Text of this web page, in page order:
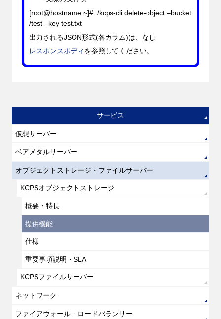
[root@hostname ~]# ./kcps-cli delete-object –bucket
/test –key test.txt
出力されるJSON形式(各カラム)は、なし
レスポンスボディ を参照してください。
サービス
仮想サーバー
ベアメタルサーバー
オブジェクトストレージ・ファイルサーバー
KCPSオブジェクトストレージ
概要・特長
提供機能
仕様
重要事項説明・SLA
KCPSファイルサーバー
ネットワーク
ファイアウォール・ロードバランサー